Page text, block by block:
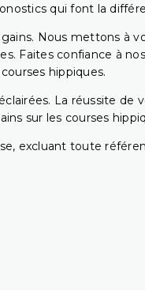
qui font la
Nous mettons à
Faites confiance à
hippiques.
La réussite de
sur les courses
excluant toute